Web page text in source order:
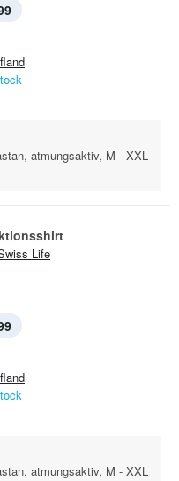
atmungsaktiv, M - XXL
Life
atmungsaktiv, M - XXL